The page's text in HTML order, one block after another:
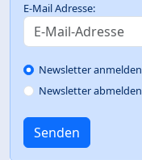
E-Mail Adresse:
Newsletter anmelden
Newsletter abmelden
Senden